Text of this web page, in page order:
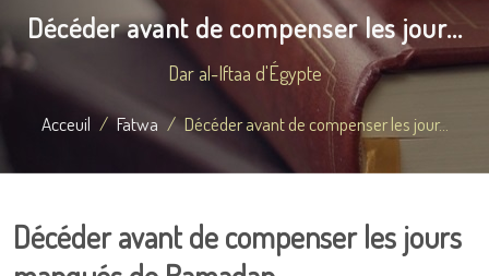
Décéder avant de compenser les jour...
Dar al-Iftaa d'Égypte
Acceuil Fatwa Décéder avant de compenser les jour...
Décéder avant de compenser les jours